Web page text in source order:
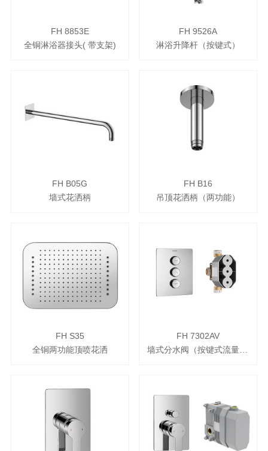
FH 8853E
全铜淋浴器接头( 带支架)
FH 9526A
淋浴升降杆（按键式）
FH B05G
墙式花洒柄
FH B16
吊顶花洒柄（两功能）
FH S35
全铜两功能顶喷花洒
FH 7302AV
墙式分水阀（按键式流量调节）